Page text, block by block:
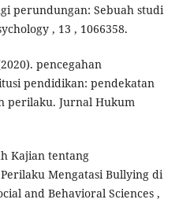
perundungan: Sebuah studi
, 13 , 1066358.
pencegahan
pendidikan: pendekatan
perilaku. Jurnal Hukum
Kajian tentang
Mengatasi Bullying di
and Behavioral Sciences ,